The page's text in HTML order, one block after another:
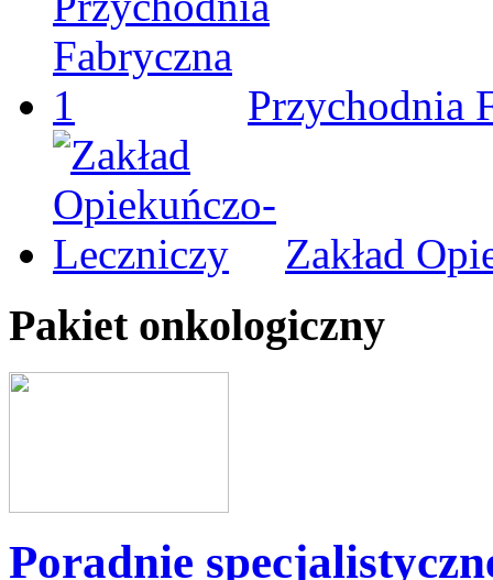
Przychodnia
Zakład
Pakiet onkologiczny
Poradnie